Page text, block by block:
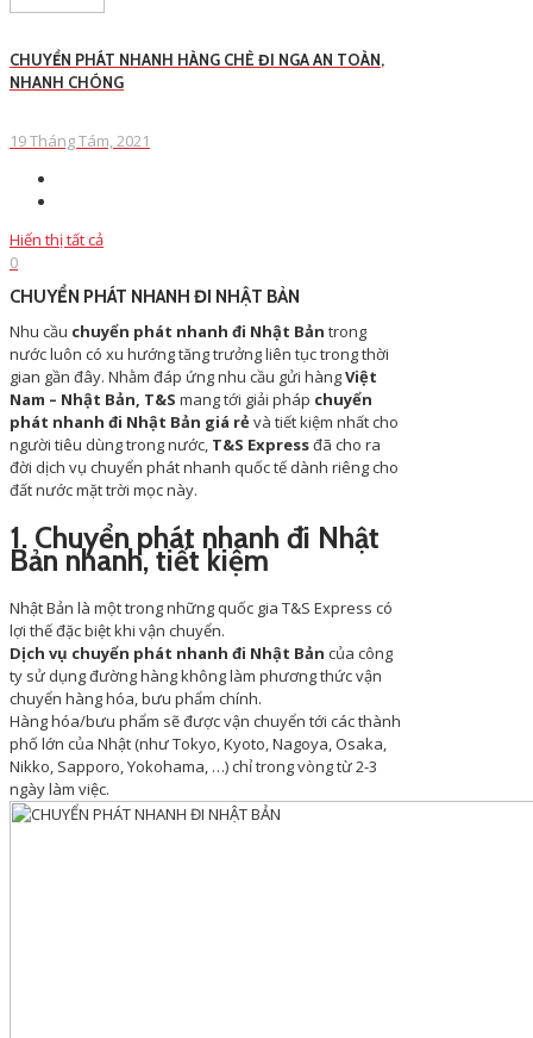
CHUYỂN PHÁT NHANH HÀNG CHÈ ĐI NGA AN TOÀN,
NHANH CHÓNG
19 Tháng Tám, 2021
Hiển thị tất cả
0
CHUYỂN PHÁT NHANH ĐI NHẬT BẢN
Nhu cầu chuyển phát nhanh đi Nhật Bản trong
nước luôn có xu hướng tăng trưởng liên tục trong thời
gian gần đây. Nhằm đáp ứng nhu cầu gửi hàngViệt
Nam – Nhật Bản, T&S mang tới giải pháp chuyển
phát nhanh đi Nhật Bản giá rẻvà tiết kiệm nhất cho
người tiêu dùng trong nước, T&S Expressđã cho ra
đời dịch vụ chuyển phát nhanh quốc tế dành riêng cho
đất nước mặt trời mọc này.
1. Chuyển phát nhanh đi Nhật
Bản nhanh, tiết kiệm
Nhật Bản là một trong những quốc gia T&S Express có
lợi thế đặc biệt khi vận chuyển.
Dịch vụ chuyển phát nhanh đi Nhật Bản của công
ty sử dụng đường hàng không làm phương thức vận
chuyển hàng hóa, bưu phẩm chính.
Hàng hóa/bưu phẩm sẽ được vận chuyển tới các thành
phố lớn của Nhật (như Tokyo, Kyoto, Nagoya, Osaka,
Nikko, Sapporo, Yokohama, …) chỉ trong vòng từ 2-3
ngày làm việc.